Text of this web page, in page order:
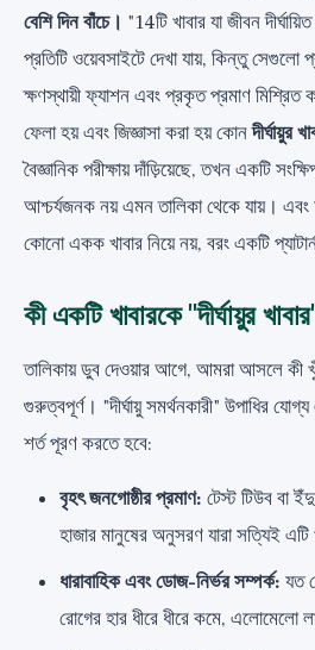
৪. ক্রুসিফেরাস সবজি: বিপাকীয় এবং
৫. সবুজ শাক: মস্তিষ্কের বার্ধক্যের
৬. বাদাম: স্বাস্থ্যকর চর্বি এবং
৭. বেরি: ফ্ল্যাভোনয়েড এবং
৮. গাঁজানো খাবার এবং জলপাই তেল:
কেন কোনো একক খাবারই জাদু নয়
গবেষণা থেকে কী নেওয়া উচিত?
বেশি দিন বাঁচে। "14টি খাবার যা জীবন
প্রতিটি ওয়েবসাইটে দেখা যায়, কিন্তু সেগুলো
ক্ষণস্থায়ী ফ্যাশন এবং প্রকৃত প্রমাণ মিশ্রিত
ফেলা হয় এবং জিজ্ঞাসা করা হয় কোনদীর্ঘায়ুর
বৈজ্ঞানিক পরীক্ষায় দাঁড়িয়েছে, তখন একটি
আশ্চর্যজনক নয় এমন তালিকা থেকে যায়।
কোনো একক খাবার নিয়ে নয়, বরং একটি
কী একটি খাবারকে "দীর্ঘায়ুর
তালিকায় ডুব দেওয়ার আগে, আমরা আসলে কী
গুরুত্বপূর্ণ। "দীর্ঘায়ু সমর্থনকারী" উপাধির
শর্ত পূরণ করতে হবে:
বৃহৎ জনগোষ্ঠীর প্রমাণ: টেস্ট টিউব বা
হাজার মানুষের অনুসরণ যারা সত্যিই এটি
ধারাবাহিক এবং ডোজ-নির্ভর সম্পর্ক: যত
রোগের হার ধীরে ধীরে কমে, এলোমেলো